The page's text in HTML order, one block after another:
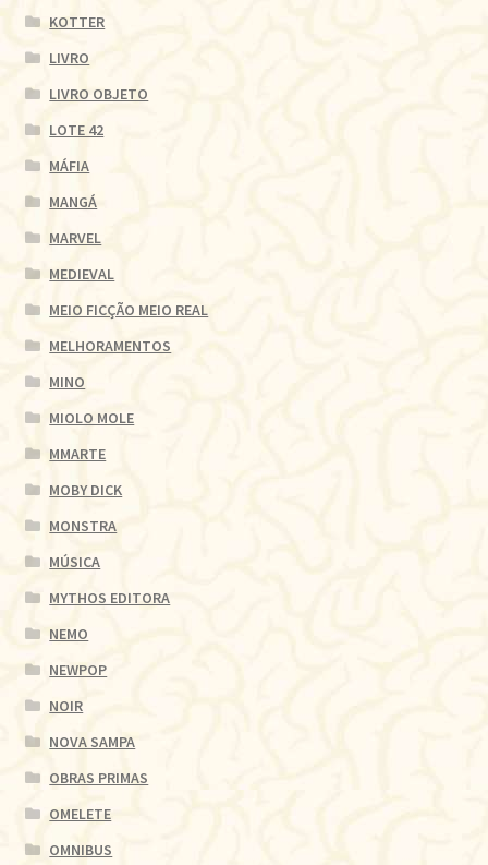
KOTTER
LIVRO
LIVRO OBJETO
LOTE 42
MÁFIA
MANGÁ
MARVEL
MEDIEVAL
MEIO FICÇÃO MEIO REAL
MELHORAMENTOS
MINO
MIOLO MOLE
MMARTE
MOBY DICK
MONSTRA
MÚSICA
MYTHOS EDITORA
NEMO
NEWPOP
NOIR
NOVA SAMPA
OBRAS PRIMAS
OMELETE
OMNIBUS